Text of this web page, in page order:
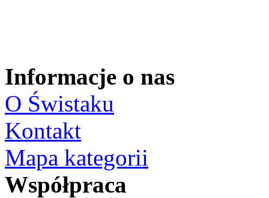
Informacje o nas
O Świstaku
Kontakt
Mapa kategorii
Współpraca